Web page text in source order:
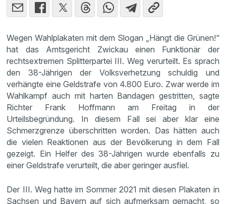
Wegen Wahlplakaten mit dem Slogan „Hängt die Grünen!“
hat das Amtsgericht Zwickau einen Funktionär der
rechtsextremen Splitterpartei III. Weg verurteilt. Es sprach
den 38-Jährigen der Volksverhetzung schuldig und
verhängte eine Geldstrafe von 4.800 Euro. Zwar werde im
Wahlkampf auch mit harten Bandagen gestritten, sagte
Richter Frank Hoffmann am Freitag in der
Urteilsbegründung. In diesem Fall sei aber klar eine
Schmerzgrenze überschritten worden. Das hätten auch
die vielen Reaktionen aus der Bevölkerung in dem Fall
gezeigt. Ein Helfer des 38-Jährigen wurde ebenfalls zu
einer Geldstrafe verurteilt, die aber geringer ausfiel.
Der III. Weg hatte im Sommer 2021 mit diesen Plakaten in
Sachsen und Bayern auf sich aufmerksam gemacht, so